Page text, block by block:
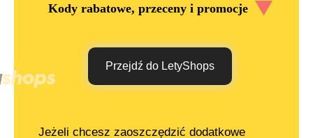
Kody rabatowe, przeceny i promocje
Przejdź do LetyShops
Jeżeli chcesz zaoszczędzić dodatkowe